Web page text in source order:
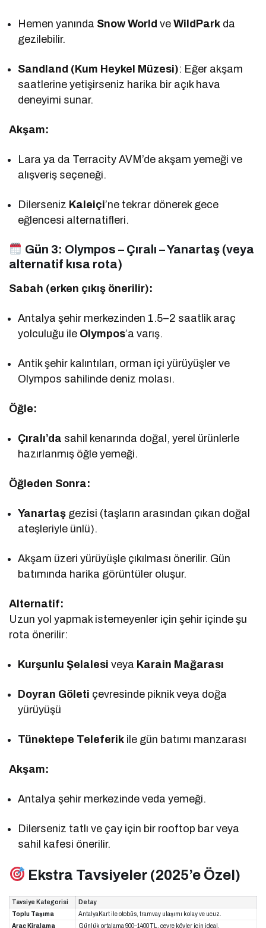
Hemen yanında Snow World veWildPark da
gezilebilir.
Sandland (Kum Heykel Müzesi): Eğer akşam
saatlerine yetişirseniz harika bir açık hava
deneyimi sunar.
Akşam:
Lara ya da Terracity AVM’de akşam yemeği ve
alışveriş seçeneği.
Dilerseniz Kaleiçi’ne tekrar dönerek gece
eğlencesi alternatifleri.
Gün 3: Olympos – Çıralı – Yanartaş (veya
alternatif kısa rota)
Sabah (erken çıkış önerilir):
Antalya şehir merkezinden 1.5–2 saatlik araç
yolculuğu ile Olympos’a varış.
Antik şehir kalıntıları, orman içi yürüyüşler ve
Olympos sahilinde deniz molası.
Öğle:
Çıralı’da sahil kenarında doğal, yerel ürünlerle
hazırlanmış öğle yemeği.
Öğleden Sonra:
Yanartaş gezisi (taşların arasından çıkan doğal
ateşleriyle ünlü).
Akşam üzeri yürüyüşle çıkılması önerilir. Gün
batımında harika görüntüler oluşur.
Alternatif:
Uzun yol yapmak istemeyenler için şehir içinde şu
rota önerilir:
Kurşunlu Şelalesi veya Karain Mağarası
Doyran Göleti çevresinde piknik veya doğa
yürüyüşü
Tünektepe Teleferik ile gün batımı manzarası
Akşam:
Antalya şehir merkezinde veda yemeği.
Dilerseniz tatlı ve çay için bir rooftop bar veya
sahil kafesi önerilir.
Ekstra Tavsiyeler (2025’e Özel)
Tavsiye Kategorisi
Detay
Toplu Taşıma
AntalyaKart ile otobüs, tramvay ulaşımı kolay ve ucuz.
Araç Kiralama
Günlük ortalama 900–1400 TL, çevre köyler için ideal.